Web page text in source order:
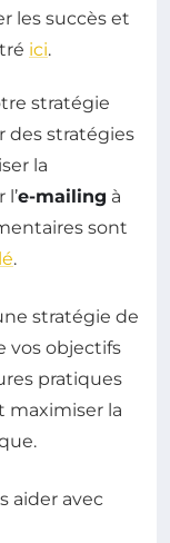
les succès et
ici.
stratégie
des stratégies
la
e-mailing à
sont
.
aider avec